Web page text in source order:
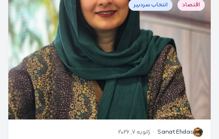
اقتصاد انتخاب سردبیر
S
Sanat Ehdas
· ژانویه 7, 2026